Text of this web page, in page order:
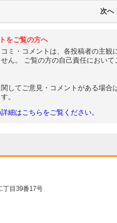
をご覧の方へ
ミ・コメントは、各投稿者の主
ん。 ご覧の方の自己責任において
してご意見・コメントがある場
。
細はこちらをご覧ください。
丁目39番17号